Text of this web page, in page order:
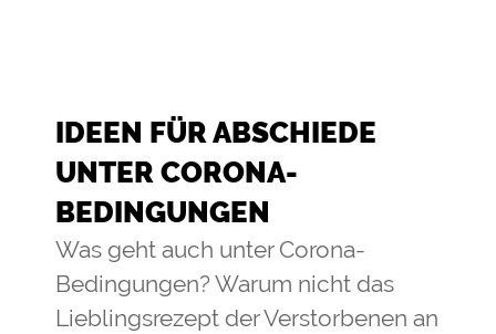
IDEEN FÜR ABSCHIEDE
UNTER CORONA-
BEDINGUNGEN
Was geht auch unter Corona-
Bedingungen? Warum nicht das
Lieblingsrezept der Verstorbenen an